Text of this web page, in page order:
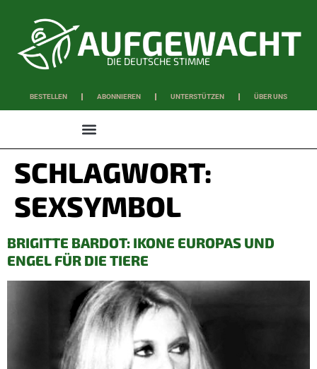
DIE DEUTSCHE STIMME
BESTELLEN ABONNIEREN UNTERSTÜTZEN ÜBER UNS
SCHLAGWORT:
SEXSYMBOL
BRIGITTE BARDOT: IKONE EUROPAS UND
ENGEL FÜR DIE TIERE